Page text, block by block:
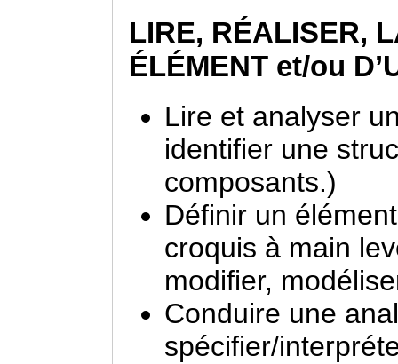
LIRE, RÉALISER,
ÉLÉMENT et/ou
Lire et analyser
identifier une
composants.)
Définir un
croquis à main
modifier,
Conduire une
spécifier/